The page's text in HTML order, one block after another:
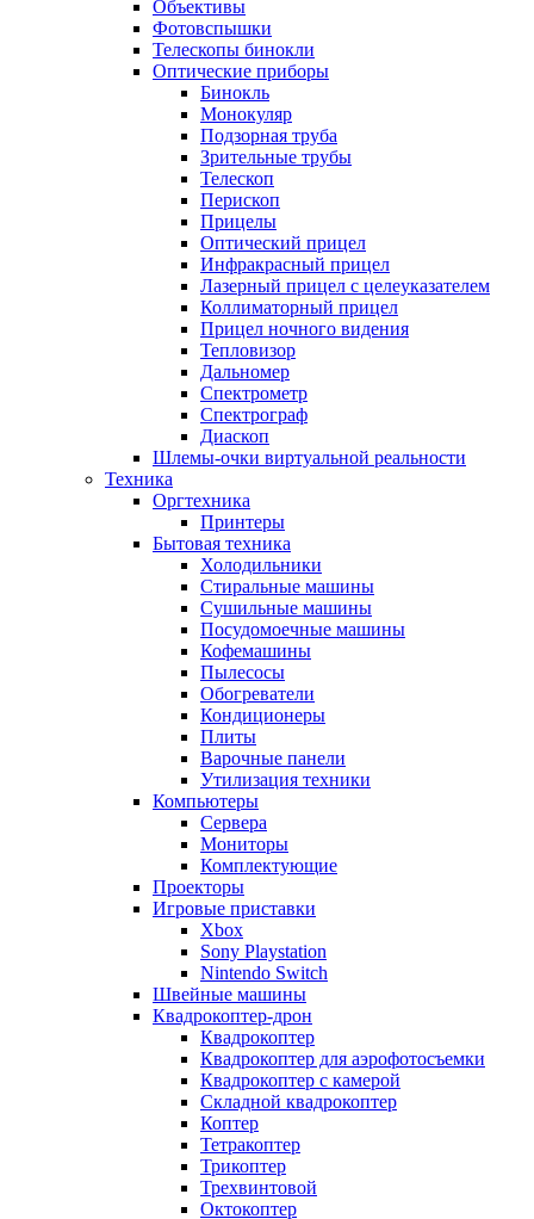
Объективы
Фотовспышки
Телескопы бинокли
Оптические приборы
Бинокль
Монокуляр
Подзорная труба
Зрительные трубы
Телескоп
Перископ
Прицелы
Оптический прицел
Инфракрасный прицел
Лазерный прицел с целеуказателем
Коллиматорный прицел
Прицел ночного видения
Тепловизор
Дальномер
Спектрометр
Спектрограф
Диаскоп
Шлемы-очки виртуальной реальности
Техника
Оргтехника
Принтеры
Бытовая техника
Холодильники
Стиральные машины
Сушильные машины
Посудомоечные машины
Кофемашины
Пылесосы
Обогреватели
Кондиционеры
Плиты
Варочные панели
Утилизация техники
Компьютеры
Сервера
Мониторы
Комплектующие
Проекторы
Игровые приставки
Xbox
Sony Playstation
Nintendo Switch
Швейные машины
Квадрокоптер-дрон
Квадрокоптер
Квадрокоптер для аэрофотосъемки
Квадрокоптер с камерой
Складной квадрокоптер
Коптер
Тетракоптер
Трикоптер
Трехвинтовой
Октокоптер